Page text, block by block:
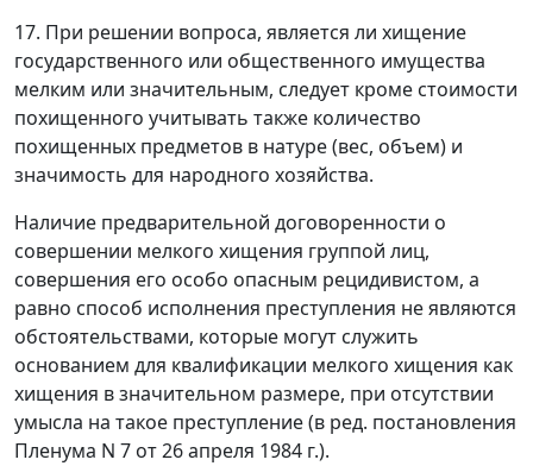
17. При решении вопроса, является ли хищение
государственного или общественного имущества
мелким или значительным, следует кроме стоимости
похищенного учитывать также количество
похищенных предметов в натуре (вес, объем) и
значимость для народного хозяйства.
Наличие предварительной договоренности о
совершении мелкого хищения группой лиц,
совершения его особо опасным рецидивистом, а
равно способ исполнения преступления не являются
обстоятельствами, которые могут служить
основанием для квалификации мелкого хищения как
хищения в значительном размере, при отсутствии
умысла на такое преступление (в ред. постановления
Пленума N 7 от 26 апреля 1984 г.).